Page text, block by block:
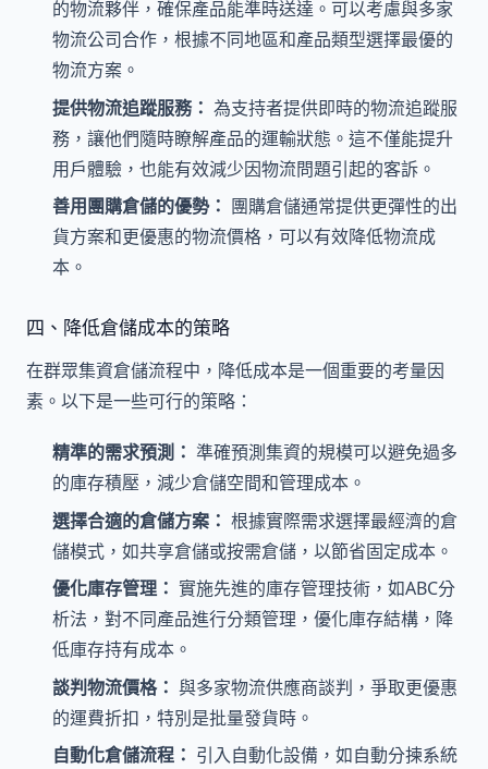
的物流夥伴，確保產品能準時送達。可以考慮與多家
物流公司合作，根據不同地區和產品類型選擇最優的
物流方案。
提供物流追蹤服務： 為支持者提供即時的物流追蹤服
務，讓他們隨時瞭解產品的運輸狀態。這不僅能提升
用戶體驗，也能有效減少因物流問題引起的客訴。
善用團購倉儲的優勢： 團購倉儲通常提供更彈性的出
貨方案和更優惠的物流價格，可以有效降低物流成
本。
四、降低倉儲成本的策略
在群眾集資倉儲流程中，降低成本是一個重要的考量因
素。以下是一些可行的策略：
精準的需求預測： 準確預測集資的規模可以避免過多
的庫存積壓，減少倉儲空間和管理成本。
選擇合適的倉儲方案： 根據實際需求選擇最經濟的倉
儲模式，如共享倉儲或按需倉儲，以節省固定成本。
優化庫存管理： 實施先進的庫存管理技術，如ABC分
析法，對不同產品進行分類管理，優化庫存結構，降
低庫存持有成本。
談判物流價格： 與多家物流供應商談判，爭取更優惠
的運費折扣，特別是批量發貨時。
自動化倉儲流程： 引入自動化設備，如自動分揀系統